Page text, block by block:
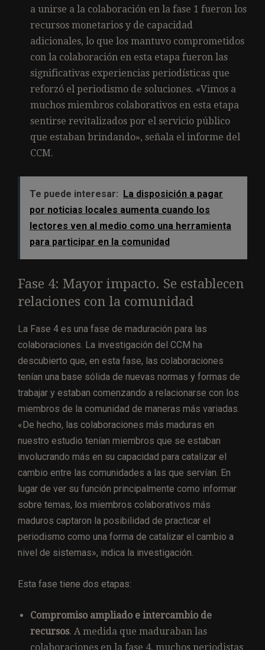
a unirse a la colaboración en la fase 1 fueron los
recursos monetarios y de capacidad
adicionales, lo que los mantuvo comprometidos
con la colaboración en esta etapa fueron las
significativas experiencias periodísticas que
reforzó el periodismo de soluciones. «Vimos a
muchos miembros colaborativos en esta etapa
sentirse revitalizados por el servicio público
que estaban brindando», señala el informe del
CCM.
Te puede interesar:
La disposición a pagar
por noticias locales aumenta cuando los
lectores ven al medio como una herramienta
para participar en la comunidad
Fase 4: Mayor impacto. Se establecen
relaciones con la comunidad
La Fase 4 es una fase de maduración para las
colaboraciones. La investigación del CCM ha
descubierto que, en esta fase, las colaboraciones
tenían una base sólida de nuevas normas y formas de
trabajar y estaban comenzando a relacionarse con los
miembros de la comunidad de maneras más variadas.
«De hecho, las colaboraciones más maduras en
nuestro estudio tenían miembros que se estaban
involucrando más en su capacidad para catalizar el
cambio entre las comunidades a las que servían. En
lugar de ver su función principalmente como informar
sobre temas, los miembros colaborativos más
maduros captaron la posibilidad de practicar el
periodismo como una forma de catalizar el cambio a
nivel de sistemas», indica la investigación.
Esta fase tiene dos etapas:
Compromiso ampliado e intercambio de
recursos. A medida que maduraban las
colaboraciones en la fase 4, muchos periodistas